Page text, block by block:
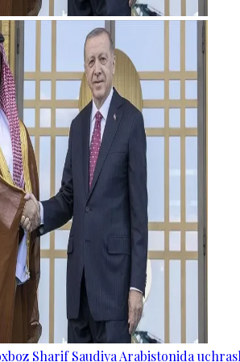
Sharif Saudiya Arabistonida